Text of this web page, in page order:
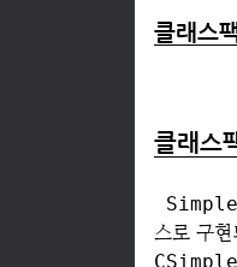
클래스
클래스
스로 구